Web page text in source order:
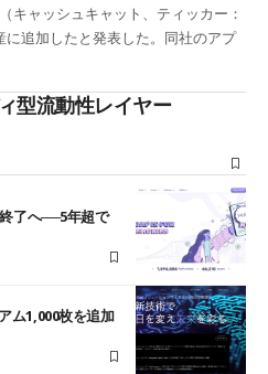
キャッシュキャット、ティッカー：
追加したと発表した。同社のアプ
型流動性レイヤー
了へ──5年超で
ム1,000枚を追加